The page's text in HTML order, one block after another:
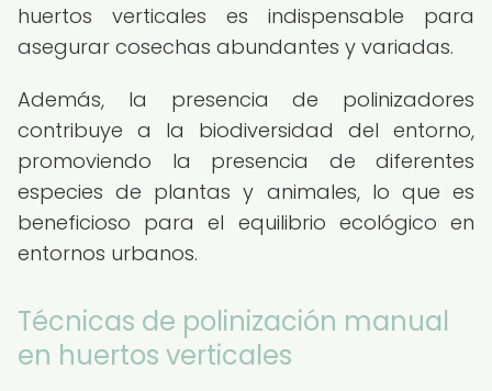
huertos verticales es indispensable para
asegurar cosechas abundantes y variadas.
Además, la presencia de polinizadores
contribuye a la biodiversidad del entorno,
promoviendo la presencia de diferentes
especies de plantas y animales, lo que es
beneficioso para el equilibrio ecológico en
entornos urbanos.
Técnicas de polinización manual
en huertos verticales